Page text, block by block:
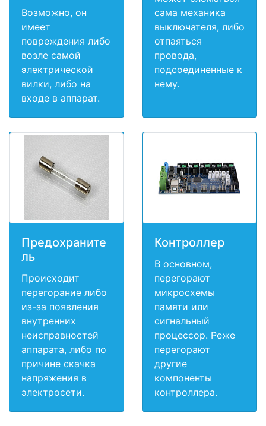
Возможно, он
имеет
повреждения либо
возле самой
электрической
вилки, либо на
входе в аппарат.
сама механика
выключателя, либо
отпаяться
провода,
подсоединенные к
нему.
Предохраните
ль
Происходит
перегорание либо
из-за появления
внутренних
неисправностей
аппарата, либо по
причине скачка
напряжения в
электросети.
Контроллер
В основном,
перегорают
микросхемы
памяти или
сигнальный
процессор. Реже
перегорают
другие
компоненты
контроллера.